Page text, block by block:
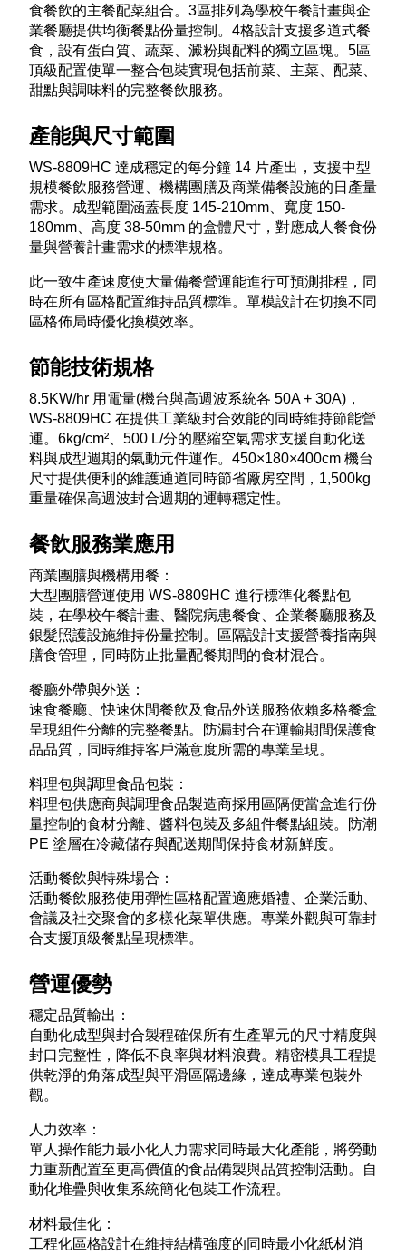
食餐飲的主餐配菜組合。3區排列為學校午餐計畫與企
業餐廳提供均衡餐點份量控制。4格設計支援多道式餐
食，設有蛋白質、蔬菜、澱粉與配料的獨立區塊。5區
頂級配置使單一整合包裝實現包括前菜、主菜、配菜、
甜點與調味料的完整餐飲服務。​
產能與尺寸範圍
WS-8809HC 達成穩定的每分鐘 14 片產出，支援中型
規模餐飲服務營運、機構團膳及商業備餐設施的日產量
需求。成型範圍涵蓋長度 145-210mm、寬度 150-
180mm、高度 38-50mm 的盒體尺寸，對應成人餐食份
量與營養計畫需求的標準規格。​
此一致生產速度使大量備餐營運能進行可預測排程，同
時在所有區格配置維持品質標準。單模設計在切換不同
區格佈局時優化換模效率。​
節能技術規格
8.5KW/hr 用電量(機台與高週波系統各 50A + 30A)，
WS-8809HC 在提供工業級封合效能的同時維持節能營
運。6kg/cm²、500 L/分的壓縮空氣需求支援自動化送
料與成型週期的氣動元件運作。450×180×400cm 機台
尺寸提供便利的維護通道同時節省廠房空間，1,500kg
重量確保高週波封合週期的運轉穩定性。​
餐飲服務業應用
商業團膳與機構用餐：
大型團膳營運使用 WS-8809HC 進行標準化餐點包
裝，在學校午餐計畫、醫院病患餐食、企業餐廳服務及
銀髮照護設施維持份量控制。區隔設計支援營養指南與
膳食管理，同時防止批量配餐期間的食材混合。​
餐廳外帶與外送：
速食餐廳、快速休閒餐飲及食品外送服務依賴多格餐盒
呈現組件分離的完整餐點。防漏封合在運輸期間保護食
品品質，同時維持客戶滿意度所需的專業呈現。​
料理包與調理食品包裝：
料理包供應商與調理食品製造商採用區隔便當盒進行份
量控制的食材分離、醬料包裝及多組件餐點組裝。防潮
PE 塗層在冷藏儲存與配送期間保持食材新鮮度。​
活動餐飲與特殊場合：
活動餐飲服務使用彈性區格配置適應婚禮、企業活動、
會議及社交聚會的多樣化菜單供應。專業外觀與可靠封
合支援頂級餐點呈現標準。​
營運優勢
穩定品質輸出：
自動化成型與封合製程確保所有生產單元的尺寸精度與
封口完整性，降低不良率與材料浪費。精密模具工程提
供乾淨的角落成型與平滑區隔邊緣，達成專業包裝外
觀。​
人力效率：
單人操作能力最小化人力需求同時最大化產能，將勞動
力重新配置至更高價值的食品備製與品質控制活動。自
動化堆疊與收集系統簡化包裝工作流程。​
材料最佳化：
工程化區格設計在維持結構強度的同時最小化紙材消